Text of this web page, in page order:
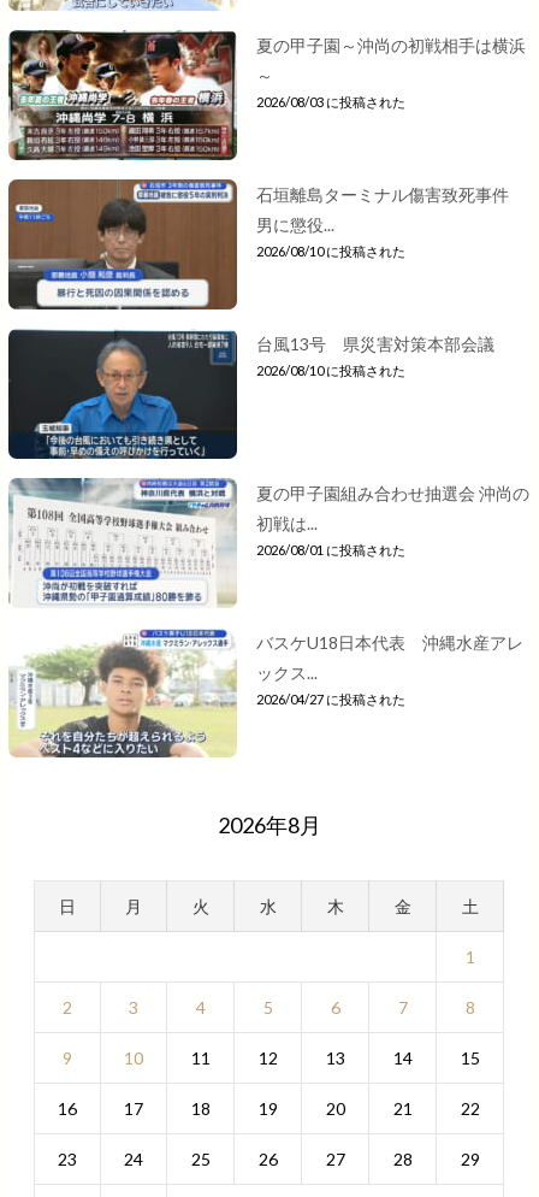
夏の甲子園～沖尚の初戦相手は横浜
～
2026/08/03 に投稿された
石垣離島ターミナル傷害致死事件
男に懲役...
2026/08/10 に投稿された
台風13号 県災害対策本部会議
2026/08/10 に投稿された
夏の甲子園組み合わせ抽選会 沖尚の
初戦は...
2026/08/01 に投稿された
バスケU18日本代表 沖縄水産アレ
ックス...
2026/04/27 に投稿された
2026年8月
日 月 火 水 木 金 土
1
2 3 4 5 6 7 8
9 10 11 12 13 14 15
16 17 18 19 20 21 22
23 24 25 26 27 28 29